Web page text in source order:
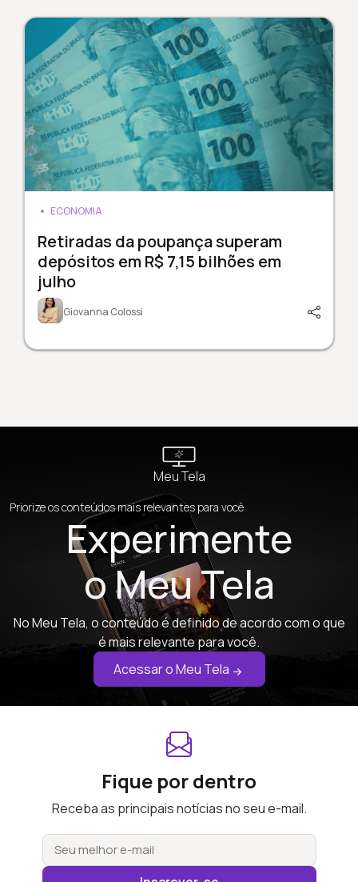
ECONOMIA
Retiradas da poupança superam
depósitos em R$ 7,15 bilhões em
julho
Giovanna Colossi
Meu Tela
Priorize os conteúdos mais relevantes para você
Experimente
o Meu Tela
No Meu Tela, o conteúdo é definido de acordo com o que
é mais relevante para você.
Acessar o Meu Tela
Fique por dentro
Receba as principais notícias no seu e-mail.